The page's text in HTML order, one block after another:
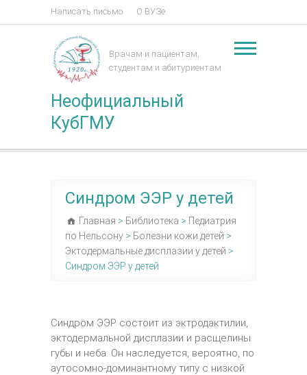
Написать письмо О ВУЗе
Неофициальный
КубГМУ
Врачам и пациентам,
студентам и абитуриентам
Синдром ЭЭР у детей
Главная > Библиотека > Педиатрия
по Нельсону > Болезни кожи детей >
Эктодермальные дисплазии у детей >
Синдром ЭЭР у детей
Синдром ЭЭР состоит из эктродактилии,
эктодермальной дисплазии и расщелины
губы и неба. Он наследуется, вероятно, по
аутосомно-доминантному типу с низкой